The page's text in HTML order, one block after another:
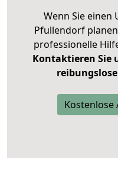
Wenn Sie einen
Pfullendorf
professionelle
Kontaktieren Sie
Kostenlose